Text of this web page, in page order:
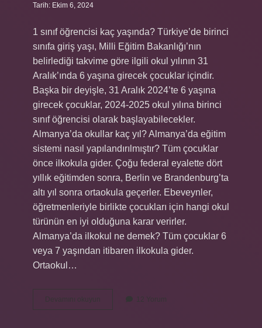
Tarih: Ekim 6, 2024
1 sınıf öğrencisi kaç yaşında? Türkiye’de birinci
sınıfa giriş yaşı, Milli Eğitim Bakanlığı’nın
belirlediği takvime göre ilgili okul yılının 31
Aralık’ında 6 yaşına girecek çocuklar içindir.
Başka bir deyişle, 31 Aralık 2024’te 6 yaşına
girecek çocuklar, 2024-2025 okul yılına birinci
sınıf öğrencisi olarak başlayabilecekler.
Almanya’da okullar kaç yıl? Almanya’da eğitim
sistemi nasıl yapılandırılmıştır? Tüm çocuklar
önce ilkokula gider. Çoğu federal eyalette dört
yıllık eğitimden sonra, Berlin ve Brandenburg’ta
altı yıl sonra ortaokula geçerler. Ebeveynler,
öğretmenleriyle birlikte çocukları için hangi okul
türünün en iyi olduğuna karar verirler.
Almanya’da ilkokul ne demek? Tüm çocuklar 6
veya 7 yaşından itibaren ilkokula gider.
Ortaokul…
Devamını okuyun
Almanyada
1
12 Yorum